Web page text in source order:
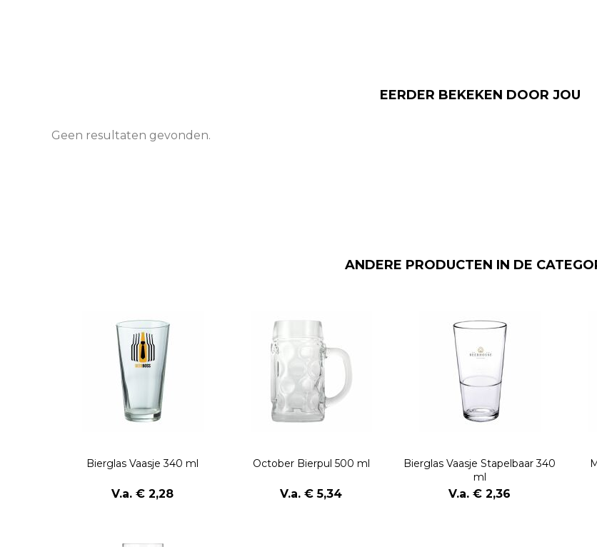
EERDER BEKEKEN DOOR JOU
Geen resultaten gevonden.
ANDERE PRODUCTEN IN DE
Bierglas Vaasje 340 ml
V.a. € 2,28
October Bierpul 500 ml
V.a. € 5,34
Bierglas Vaasje Stapelbaar 340
ml
V.a. € 2,36